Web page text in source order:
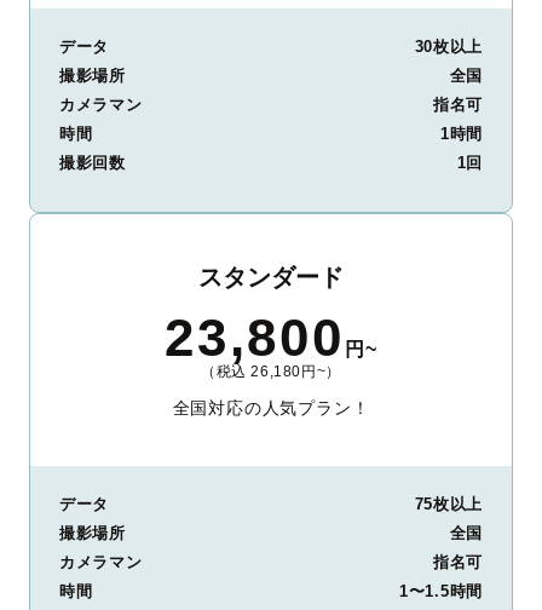
データ
30枚以上
撮影場所
全国
カメラマン
指名可
時間
1時間
撮影回数
1回
スタンダード
23,800 円~
（税込 26,180円~）
全国対応の人気プラン！
データ
75枚以上
撮影場所
全国
カメラマン
指名可
時間
1〜1.5時間